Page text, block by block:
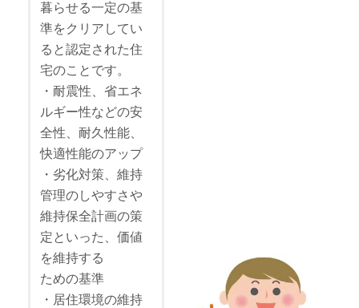
暮らせる一定の基
準をクリアしてい
ると認定された住
宅のことです。
・耐震性、省エネ
ルギー性などの安
全性、耐久性能、
快適性能のアップ
・劣化対策、維持
管理のしやすさや
維持保全計画の策
定といった、価値
を維持する
ための基準
・居住環境の維持